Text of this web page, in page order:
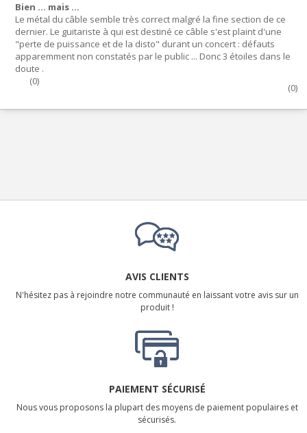
Bien ... mais ...
Le métal du câble semble très correct malgré la fine section de ce
dernier. Le guitariste à qui est destiné ce câble s'est plaint d'une
"perte de puissance et de la disto" durant un concert : défauts
apparemment non constatés par le public ... Donc 3 étoiles dans le
doute .
(0)
(0)
AVIS CLIENTS
N'hésitez pas à rejoindre notre communauté en laissant votre avis sur un
produit !
PAIEMENT SÉCURISÉ
Nous vous proposons la plupart des moyens de paiement populaires et
sécurisés.